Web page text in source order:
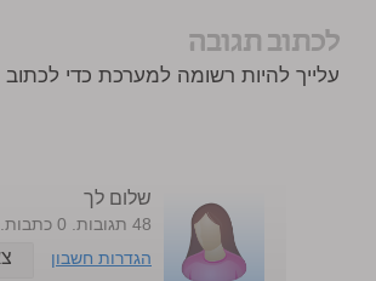
לכתוב תגובה
עלייך להיות רשומה למערכת כדי לכתוב
שלום לך
48 תגובות. 0 כתבות.
הגדרות חשבון